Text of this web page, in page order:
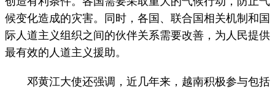
候变化造成的灾害。同时，各国、联合国相关机制和国
际人道主义组织之间的伙伴关系需要改善，为人民提供
最有效的人道主义援助。
邓黄江大使还强调，近几年来，越南积极参与包括